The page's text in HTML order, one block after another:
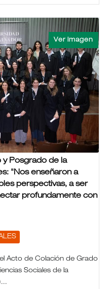
y Posgrado de la
"Nos enseñaron a
perspectivas, a ser
profundamente con
Acto de Colación de Grado
Sociales de la